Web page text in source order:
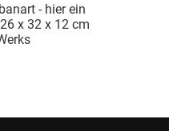
- hier ein
x 32 x 12 cm